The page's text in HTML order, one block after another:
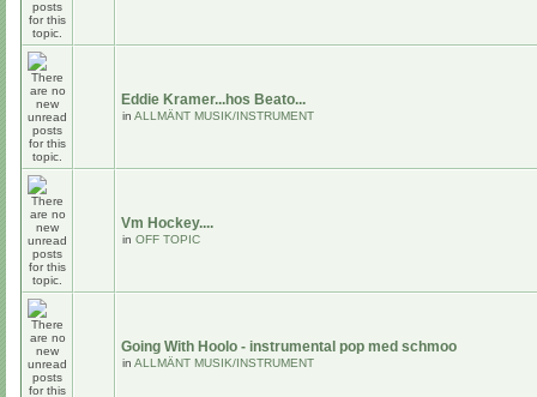
Eddie Kramer...hos Beato...
in ALLMÄNT MUSIK/INSTRUMENT
Vm Hockey....
in OFF TOPIC
Going With Hoolo - instrumental pop med schmoo
in ALLMÄNT MUSIK/INSTRUMENT